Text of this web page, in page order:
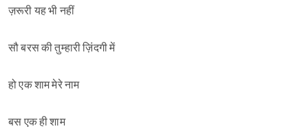
ज़रूरी यह भी नहीं
सौ बरस की तुम्हारी ज़िंदगी में
हो एक शाम मेरे नाम
बस एक ही शाम